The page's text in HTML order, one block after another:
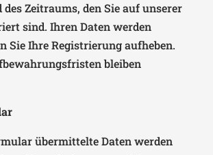
Zeitraums, den Sie auf unserer
sind. Ihren Daten werden
Sie Ihre Registrierung aufheben.
bleiben
übermittelte Daten werden